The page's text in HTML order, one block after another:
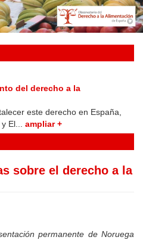
del derecho a la
este derecho en España,
El... ampliar +
sobre el derecho a la
permanente de Noruega